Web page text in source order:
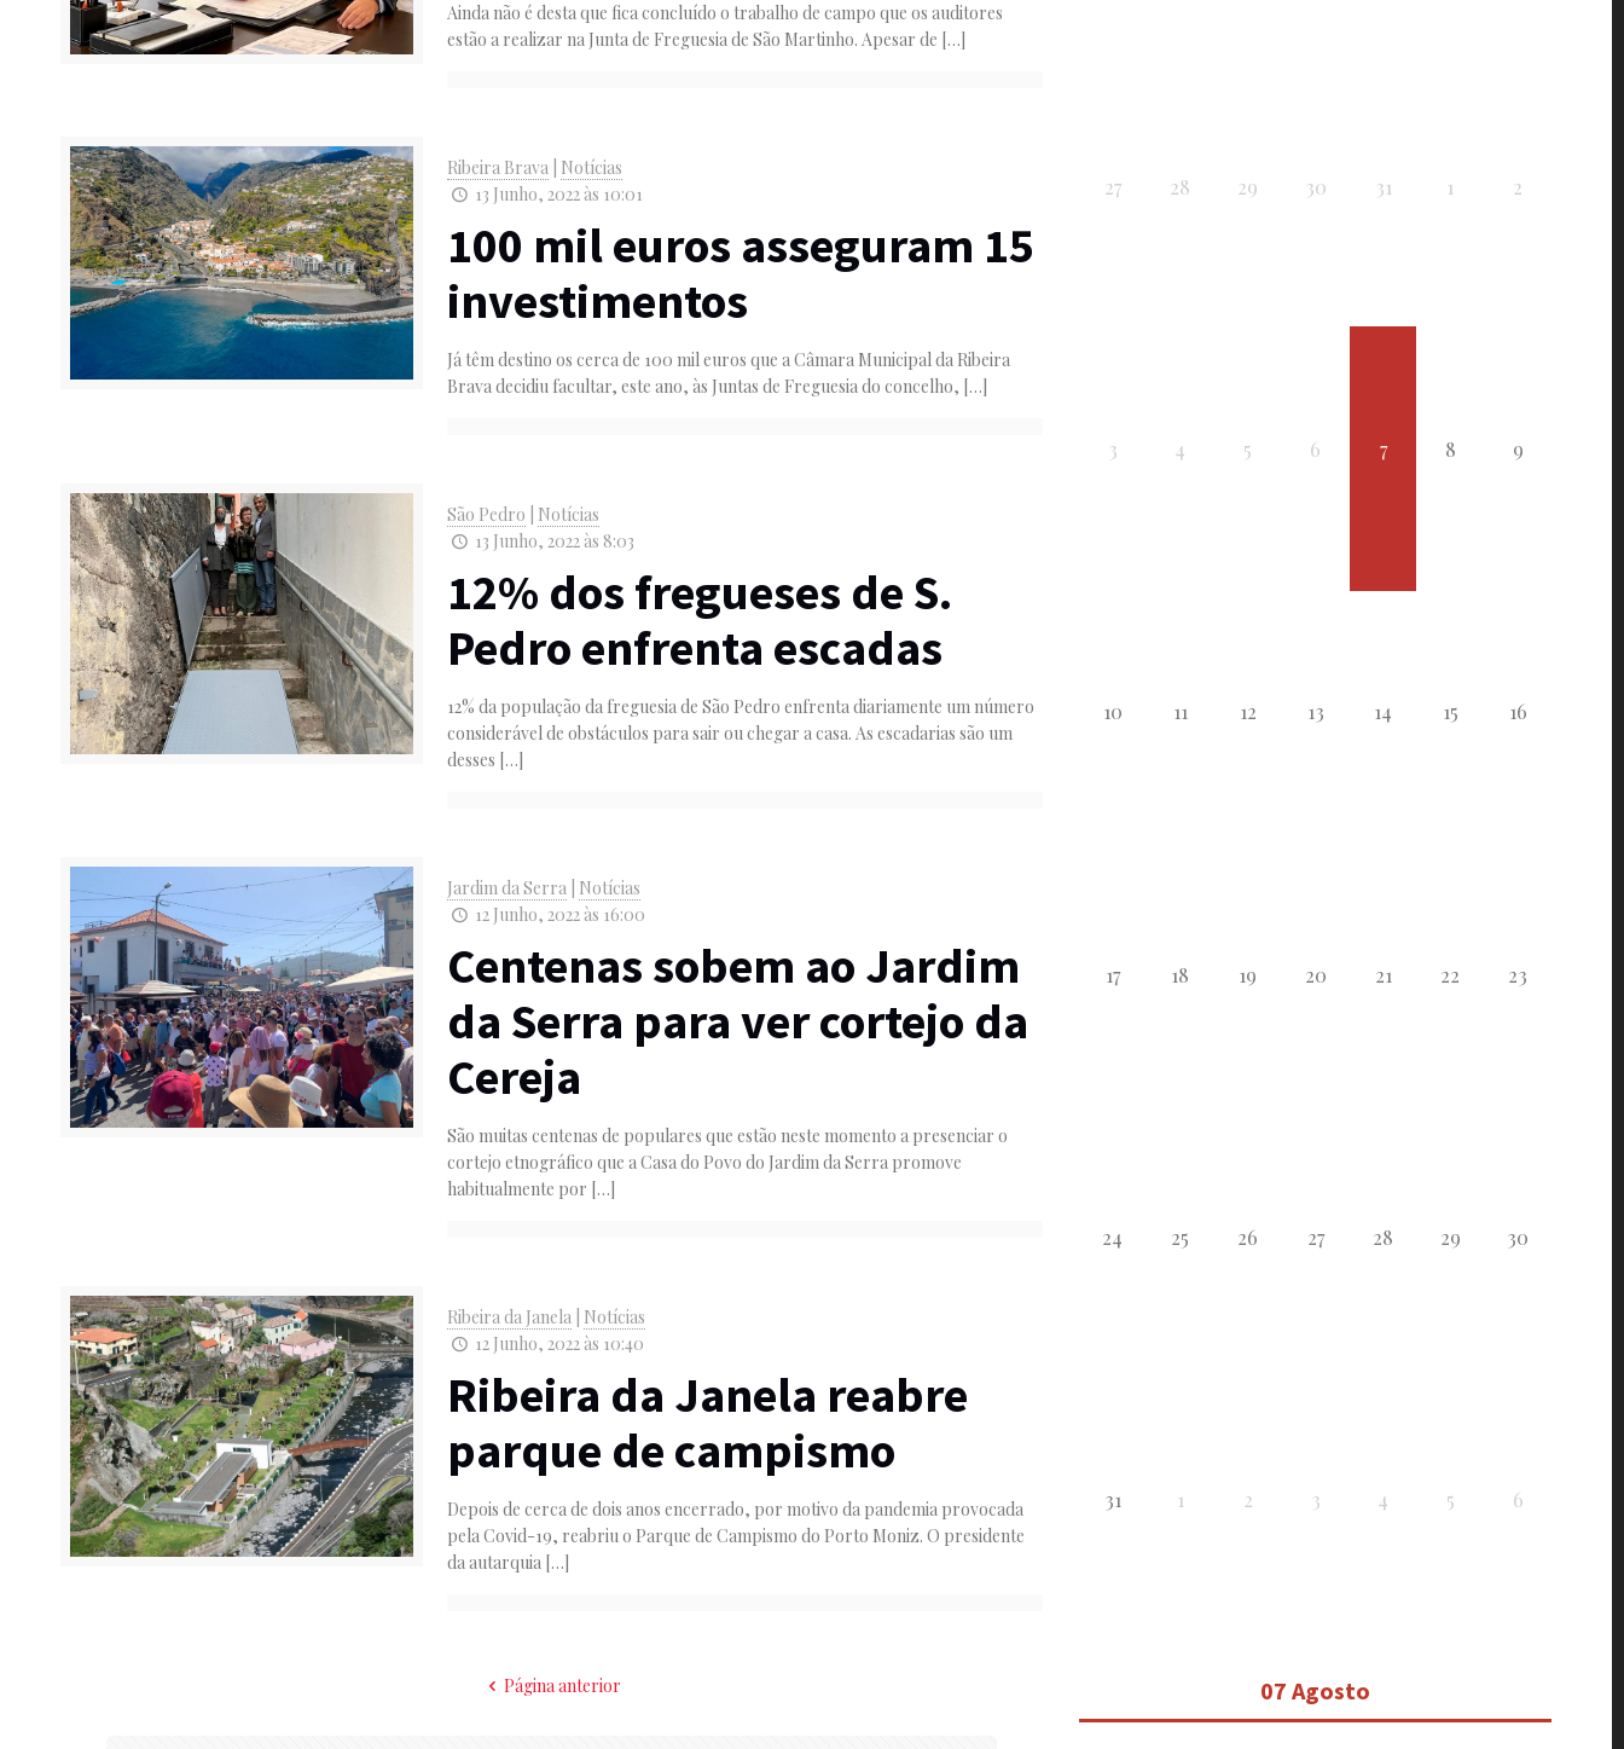
Ainda não é desta que fica concluído o trabalho de campo que os auditores
estão a realizar na Junta de Freguesia de São Martinho. Apesar de […]
Ribeira Brava Notícias
13 Junho, 2022 às 10:01
100 mil euros asseguram 15
investimentos
Já têm destino os cerca de 100 mil euros que a Câmara Municipal da Ribeira
Brava decidiu facultar, este ano, às Juntas de Freguesia do concelho, […]
São Pedro
Notícias
13 Junho, 2022 às 8:03
12% dos fregueses de S.
Pedro enfrenta escadas
12% da população da freguesia de São Pedro enfrenta diariamente um número
considerável de obstáculos para sair ou chegar a casa. As escadarias são um
desses […]
Jardim da Serra Notícias
12 Junho, 2022 às 16:00
Centenas sobem ao Jardim
da Serra para ver cortejo da
Cereja
São muitas centenas de populares que estão neste momento a presenciar o
cortejo etnográfico que a Casa do Povo do Jardim da Serra promove
habitualmente por […]
Ribeira da Janela Notícias
12 Junho, 2022 às 10:40
Ribeira da Janela reabre
parque de campismo
Depois de cerca de dois anos encerrado, por motivo da pandemia provocada
pela Covid-19, reabriu o Parque de Campismo do Porto Moniz. O presidente
da autarquia […]
Página anterior
27 28 29 30 31 1 2
3 4 5 6 7 8 9
10 11 12 13 14 15 16
17 18 19 20 21 22 23
24 25 26 27 28 29 30
31 1 2 3 4 5 6
07 Agosto